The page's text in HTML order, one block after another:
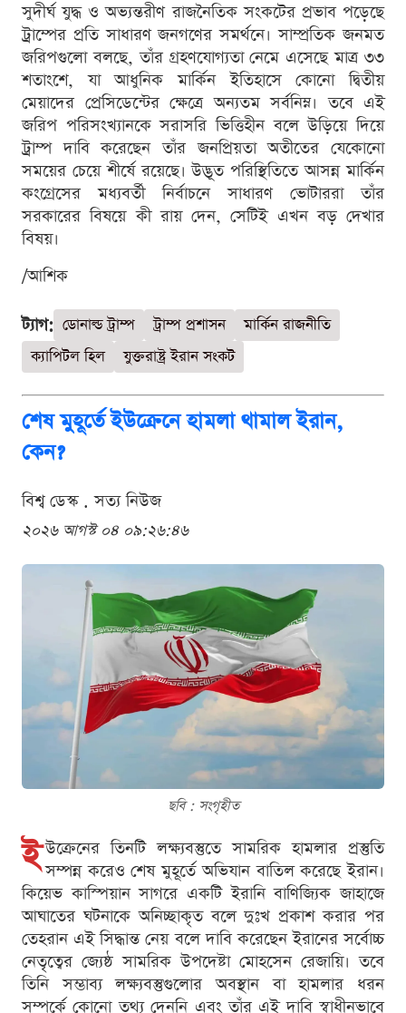
সুদীর্ঘ যুদ্ধ ও অভ্যন্তরীণ রাজনৈতিক সংকটের প্রভাব পড়েছে
ট্রাম্পের প্রতি সাধারণ জনগণের সমর্থনে। সাম্প্রতিক জনমত
জরিপগুলো বলছে, তাঁর গ্রহণযোগ্যতা নেমে এসেছে মাত্র ৩৩
শতাংশে, যা আধুনিক মার্কিন ইতিহাসে কোনো দ্বিতীয়
মেয়াদের প্রেসিডেন্টের ক্ষেত্রে অন্যতম সর্বনিম্ন। তবে এই
জরিপ পরিসংখ্যানকে সরাসরি ভিত্তিহীন বলে উড়িয়ে দিয়ে
ট্রাম্প দাবি করেছেন তাঁর জনপ্রিয়তা অতীতের যেকোনো
সময়ের চেয়ে শীর্ষে রয়েছে। উদ্ভূত পরিস্থিতিতে আসন্ন মার্কিন
কংগ্রেসের মধ্যবর্তী নির্বাচনে সাধারণ ভোটাররা তাঁর
সরকারের বিষয়ে কী রায় দেন, সেটিই এখন বড় দেখার
বিষয়।
/আশিক
ট্যাগ: ডোনাল্ড ট্রাম্প ট্রাম্প প্রশাসন
মার্কিন রাজনীতি
ক্যাপিটল হিল
যুক্তরাষ্ট্র ইরান সংকট
শেষ মুহূর্তে ইউক্রেনে হামলা থামাল ইরান,
কেন?
বিশ্ব ডেস্ক . সত্য নিউজ
২০২৬ আগস্ট ০৪ ০৯:২৬:৪৬
ছবি : সংগৃহীত
ই উক্রেনের তিনটি লক্ষ্যবস্তুতে সামরিক হামলার প্রস্তুতি
সম্পন্ন করেও শেষ মুহূর্তে অভিযান বাতিল করেছে ইরান।
কিয়েভ কাস্পিয়ান সাগরে একটি ইরানি বাণিজ্যিক জাহাজে
আঘাতের ঘটনাকে অনিচ্ছাকৃত বলে দুঃখ প্রকাশ করার পর
তেহরান এই সিদ্ধান্ত নেয় বলে দাবি করেছেন ইরানের সর্বোচ্চ
নেতৃত্বের জ্যেষ্ঠ সামরিক উপদেষ্টা মোহসেন রেজায়ি। তবে
তিনি সম্ভাব্য লক্ষ্যবস্তুগুলোর অবস্থান বা হামলার ধরন
সম্পর্কে কোনো তথ্য দেননি এবং তাঁর এই দাবি স্বাধীনভাবে